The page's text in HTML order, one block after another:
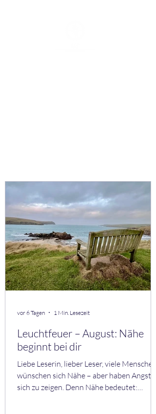
Leuchtfeuer – August: Nähe
beginnt bei dir
Liebe Leserin, lieber Leser, viele Menschen
wünschen sich Nähe – aber haben Angst,
sich zu zeigen. Denn Nähe bedeutet:
vor 6 Tagen 1 Min. Lesezeit